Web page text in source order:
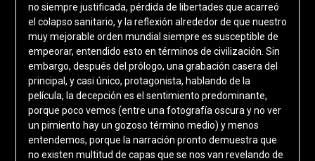
no siempre justificada, pérdida de libertades que acarreó
el colapso sanitario, y la reflexión alrededor de que nuestro
muy mejorable orden mundial siempre es susceptible de
empeorar, entendido esto en términos de civilización. Sin
embargo, después del prólogo, una grabación casera del
principal, y casi único, protagonista, hablando de la
película, la decepción es el sentimiento predominante,
porque poco vemos (entre una fotografía oscura y no ver
un pimiento hay un gozoso término medio) y menos
entendemos, porque la narración pronto demuestra que
no existen multitud de capas que se nos van revelando de